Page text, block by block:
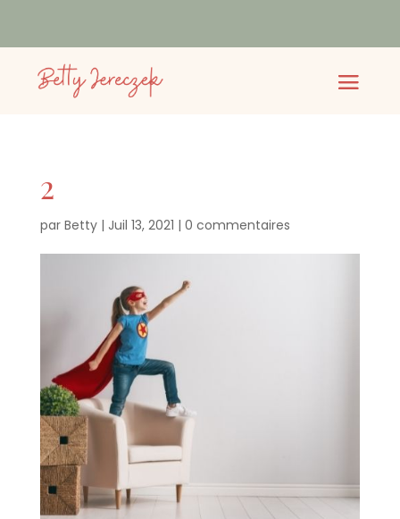
2
par Betty| Juil 13, 2021 | 0 commentaires